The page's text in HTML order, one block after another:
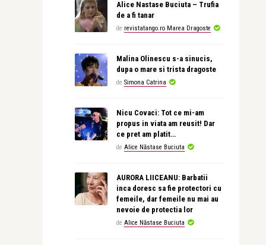
Alice Nastase Buciuta – Trufia
de a fi tanar
de revistatango.ro Marea Dragoste
Malina Olinescu s-a sinucis,
dupa o mare si trista dragoste
de Simona Catrina
Nicu Covaci: Tot ce mi-am
propus in viata am reusit! Dar
ce pret am platit…
de Alice Năstase Buciuta
AURORA LIICEANU: Barbatii
inca doresc sa fie protectori cu
femeile, dar femeile nu mai au
nevoie de protectia lor
de Alice Năstase Buciuta